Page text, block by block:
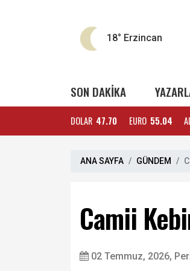
18° Erzincan
SON DAKİKA
DOLAR 47.70 EURO 55.04
ANA SAYFA GÜNDEM
Camii
02 Temmuz, 2026,